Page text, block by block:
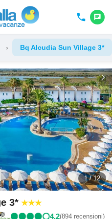
phone chat
› Bq Alcudia Sun Village 3*
chevron_right
1 / 12
3*
4,2(894 recensioni)